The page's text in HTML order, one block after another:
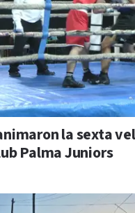
la sexta
Palma Juniors